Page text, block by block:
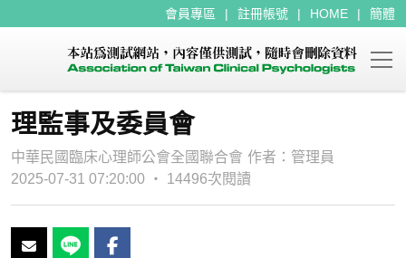
會員專區 註冊帳號 HOME 簡體
理監事及委員會
中華民國臨床心理師公會全國聯合會 作者： 管理員
2025-07-31 07:20:00 ‧ 14496次閱讀